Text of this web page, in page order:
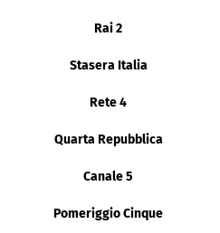
Rai 2
Stasera Italia
Rete 4
Quarta Repubblica
Canale 5
Pomeriggio Cinque